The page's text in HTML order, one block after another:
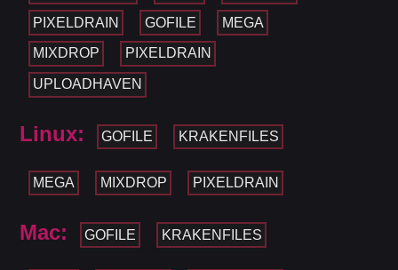
PIXELDRAIN GOFILE MEGA
MIXDROP PIXELDRAIN
UPLOADHAVEN
Linux: GOFILE KRAKENFILES
MEGA MIXDROP PIXELDRAIN
Mac: GOFILE KRAKENFILES